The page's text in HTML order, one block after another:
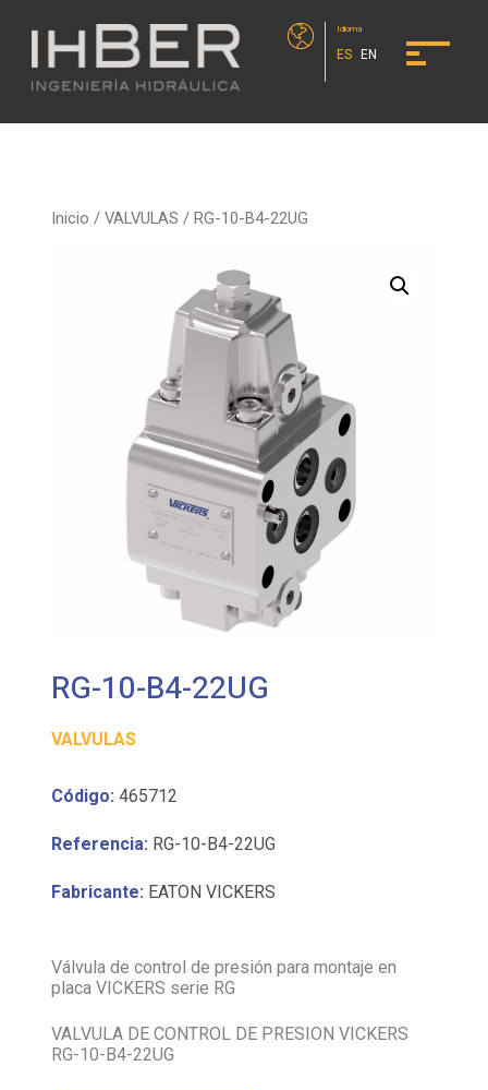
Idioma
ES EN
Inicio /VALVULAS / RG-10-B4-22UG
RG-10-B4-22UG
VALVULAS
Código: 465712
Referencia: RG-10-B4-22UG
Fabricante: EATON VICKERS
Válvula de control de presión para montaje en
placa VICKERS serie RG
VALVULA DE CONTROL DE PRESION VICKERS
RG-10-B4-22UG